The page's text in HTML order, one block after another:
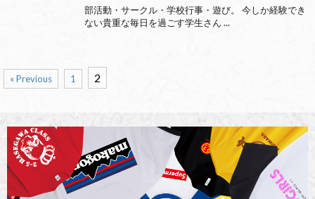
部活動・サークル・学校行事・遊び。 今しか経験でき
ない貴重な毎日を過ごす学生さん ...
« Previous 1 2